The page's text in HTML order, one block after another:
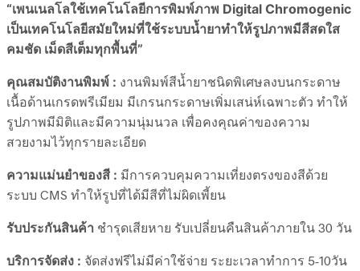
“เพนเนลโลใช้เทคโนโลยีการพิมพ์ภาพ Digital Chromogenic
เป็นเทคโนโลยีสมัยใหม่ที่ใช้ระบบน้ำยาทำให้รูปภาพมีสีสดใส
คมชัด เม็ดสีเต็มทุกพื้นที่”
คุณสมบัติงานพิมพ์ : งานพิมพ์สีน้ำยาชนิดพิเศษลงบนกระดาษ
เนื้อด้านเกรดพรีเมียม มีเกรนกระดาษเพิ่มเสน่ห์เฉพาะตัว ทำให้
รูปภาพมีมิติและมีความนุ่มนวล เพื่อคงคุณค่าของความ
สวยงามไว้ทุกรายละเอียด
ความแม่นยำของสี : มีการควบคุมความเที่ยงตรงของสีด้วย
ระบบ CMS ทำให้รูปที่ได้มีสีที่ไม่ผิดเพี้ยน
รับประกันสินค้า ชำรุดเสียหาย รับเปลี่ยนคืนสินค้าภายใน 30 วัน
บริการจัดส่ง : จัดส่งฟรีไม่มีค่าใช้จ่าย ระยะเวลาทำการ 5-10วัน